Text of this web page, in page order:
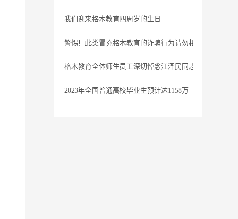
我们迎来格木教育四周岁的生日
警惕！此类冒充格木教育的诈骗行为请勿相信
格木教育全体师生员工深切悼念江泽民同志
2023年全国普通高校毕业生预计达1158万